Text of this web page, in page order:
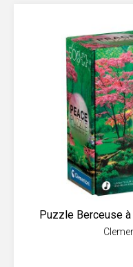
Puzzle Berceuse